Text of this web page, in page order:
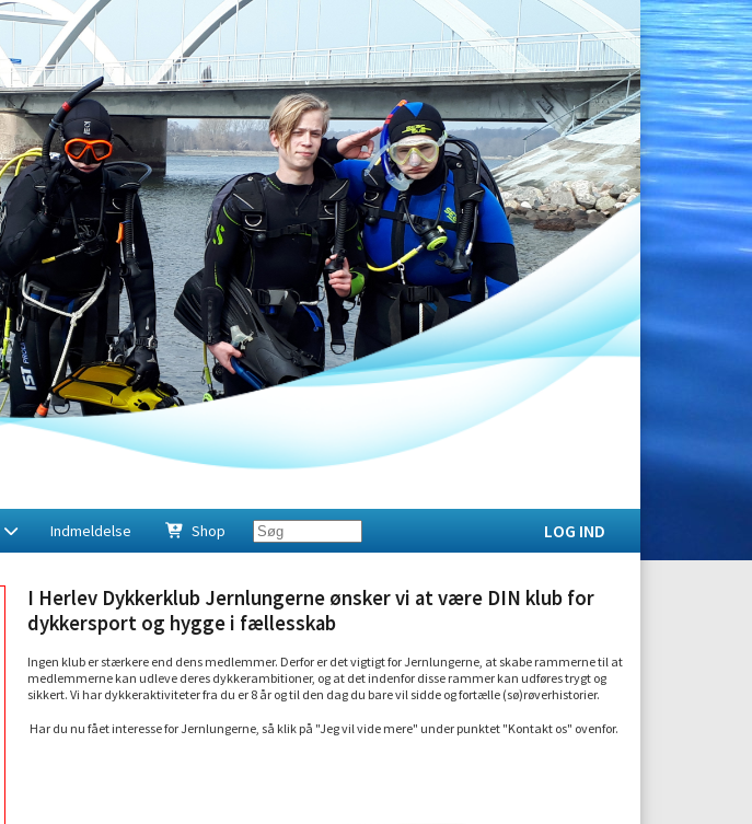
Indmeldelse Shop LOG IND
I Herlev Dykkerklub Jernlungerne ønsker vi at være DIN klub for
dykkersport og hygge i fællesskab
Ingen klub er stærkere end dens medlemmer. Derfor er det vigtigt for Jernlungerne, at skabe rammerne til at
medlemmerne kan udleve deres dykkerambitioner, og at det indenfor disse rammer kan udføres trygt og
sikkert. Vi har dykkeraktiviteter fra du er 8 år og til den dag du bare vil sidde og fortælle (sø)røverhistorier.
Har du nu fået interesse for Jernlungerne, så klik på "Jeg vil vide mere" under punktet "Kontakt os" ovenfor.